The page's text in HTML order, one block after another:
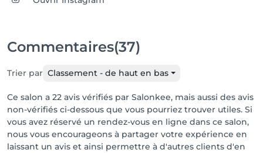
Commentaires(37)
Trier par Classement - de haut en bas
Ce salon a 22 avis vérifiés par Salonkee, mais aussi des avis
non-vérifiés ci-dessous que vous pourriez trouver utiles. Si
vous avez réservé un rendez-vous en ligne dans ce salon,
nous vous encourageons à partager votre expérience en
laissant un avis et ainsi permettre à d'autres clients d'en